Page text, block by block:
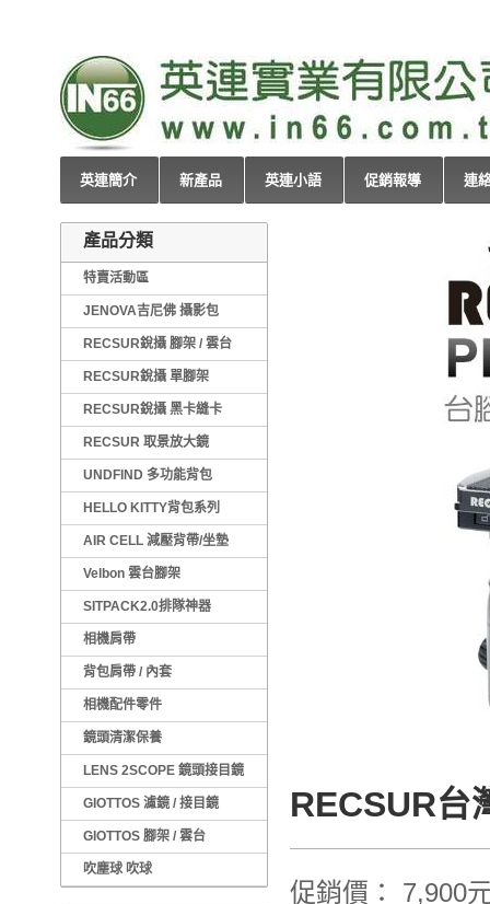
英連簡介 新產品 英連小語 促銷報導 連
產品分類
特賣活動區
JENOVA吉尼佛 攝影包
RECSUR銳攝 腳架 / 雲台
RECSUR銳攝 單腳架
RECSUR銳攝 黑卡縫卡
RECSUR 取景放大鏡
UNDFIND 多功能背包
HELLO KITTY背包系列
AIR CELL 減壓背帶/坐墊
Velbon 雲台腳架
SITPACK2.0排隊神器
相機肩帶
背包肩帶 / 內套
相機配件零件
鏡頭清潔保養
LENS 2SCOPE 鏡頭接目鏡
GIOTTOS 濾鏡 / 接目鏡
GIOTTOS 腳架 / 雲台
吹塵球 吹球
RECSUR台
促銷價： 7,900